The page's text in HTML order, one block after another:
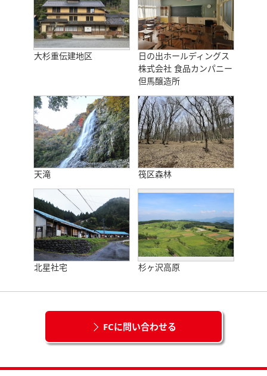
大杉重伝建地区
日の出ホールディングス
株式会社 食品カンパニー
但馬醸造所
天滝 筏区森林
北星社宅 杉ヶ沢高原
FCに問い合わせる